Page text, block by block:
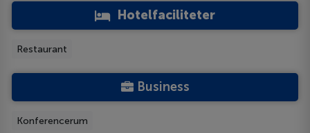
Hotelfaciliteter
Restaurant
Business
Konferencerum